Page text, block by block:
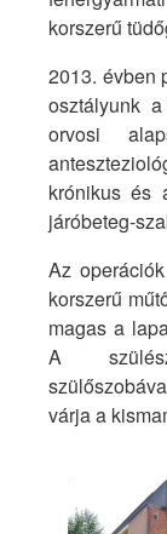
korszerű
2013. évben
osztályunk
orvosi
krónikus és
járóbeteg-
Az
korszerű
magas a
A
várja a